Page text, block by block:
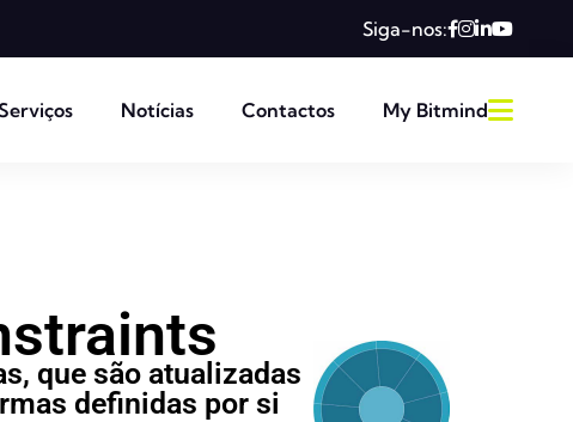
Siga-nos:
Notícias Contactos My Bitmind
que são atualizadas
definidas por si